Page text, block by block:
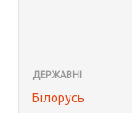
ДЕРЖАВНІ
Білорусь